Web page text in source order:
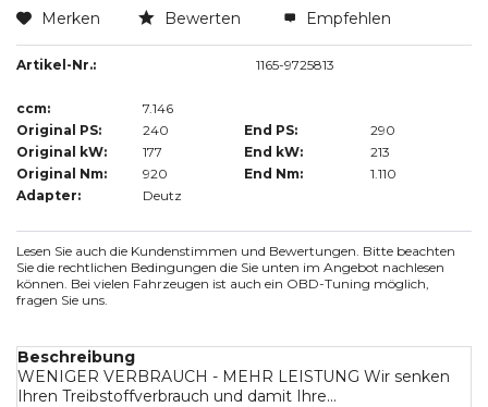
Merken Bewerten Empfehlen
Artikel-Nr.: 1165-9725813
ccm:
7.146
Original PS:
240 End PS:
290
Original kW:
177 End kW:
213
Original Nm:
920 End Nm:
1.110
Adapter:
Deutz
Lesen Sie auch die Kundenstimmen und Bewertungen. Bitte beachten
Sie die rechtlichen Bedingungen die Sie unten im Angebot nachlesen
können. Bei vielen Fahrzeugen ist auch ein OBD-Tuning möglich,
fragen Sie uns.
Beschreibung
WENIGER VERBRAUCH - MEHR LEISTUNG Wir senken
Ihren Treibstoffverbrauch und damit Ihre...